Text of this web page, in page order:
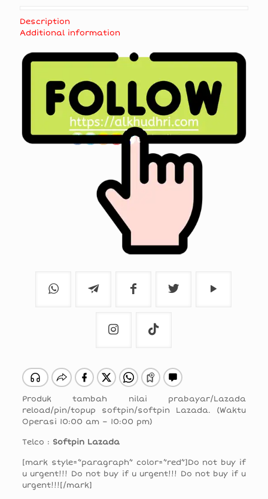
Description
Additional information
Produk tambah nilai prabayar/Lazada
reload/pin/topup softpin/softpin Lazada. (Waktu
Operasi 10:00 am – 10:00 pm)
Telco : Softpin Lazada
[mark style=”paragraph” color=”red”]Do not buy if
u urgent!!! Do not buy if u urgent!!! Do not buy if u
urgent!!![/mark]